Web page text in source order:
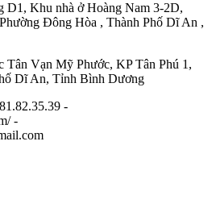
D1, Khu nhà ở Hoàng Nam 3-2D,
Đông Hòa , Thành Phố Dĩ An ,
Tân Vạn Mỹ Phước, KP Tân Phú 1,
Dĩ An, Tỉnh Bình Dương
-
-